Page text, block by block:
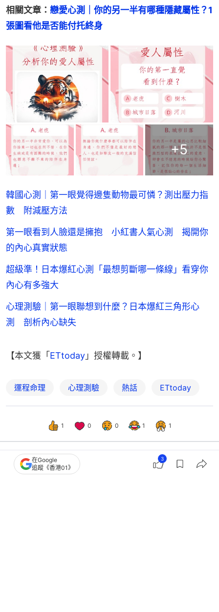
相關文章： 戀愛心測｜你的另一半有哪種隱藏屬性？1
張圖看他是否能付托終身
+5
韓國心測｜第一眼覺得邊隻動物最可憐？測出壓力指
數 附減壓方法
第一眼看到人臉還是擁抱 小紅書人氣心測 揭開你
的內心真實狀態
超級準！日本爆紅心測「最想剪斷哪一條線」看穿你
內心有多強大
心理測驗｜第一眼聯想到什麼？日本爆紅三角形心
測 剖析內心缺失
【本文獲「 ETtoday 」授權轉載。】
運程命理 心理測驗 熱話 ETtoday
1 0 0 1 1
生活 親子
在Google
追蹤《香港01》
3